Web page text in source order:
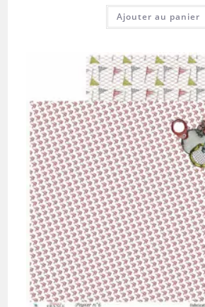
Ajouter au panier